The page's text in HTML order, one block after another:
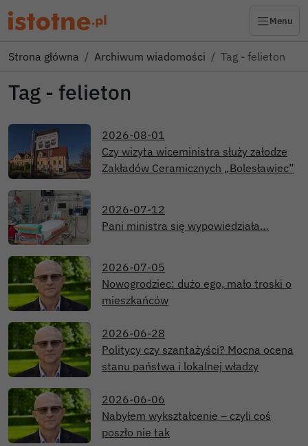
Menu
Strona główna Archiwum wiadomości Tag - felieton
Tag - felieton
2026-08-01
Czy wizyta wiceministra służy załodze
Zakładów Ceramicznych „Bolesławiec”
2026-07-12
Pani ministra się wypowiedziała…
2026-07-05
Nowogrodziec: dużo ego, mało troski o
mieszkańców
2026-06-28
Politycy czy szantażyści? Mocna ocena
stanu państwa i lokalnej władzy
2026-06-06
Nabyłem wykształcenie – czyli coś
poszło nie tak